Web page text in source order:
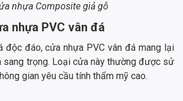
nhựa Composite giả gỗ
nhựa PVC vân đá
độc đáo, cửa nhựa PVC vân đá mang lại
sang trọng. Loại cửa này thường được sử
gian yêu cầu tính thẩm mỹ cao.